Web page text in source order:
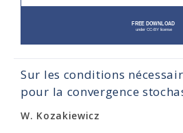
Sur les conditions
pour la convergence
W. Kozakiewicz